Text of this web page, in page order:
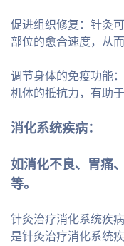
促进组织修复：针灸
部位的愈合速度，从
调节身体的免疫功能
机体的抵抗力，有助
消化系统疾病：
如消化不良、胃痛
等。
针灸治疗消化系统疾
是针灸治疗消化系统